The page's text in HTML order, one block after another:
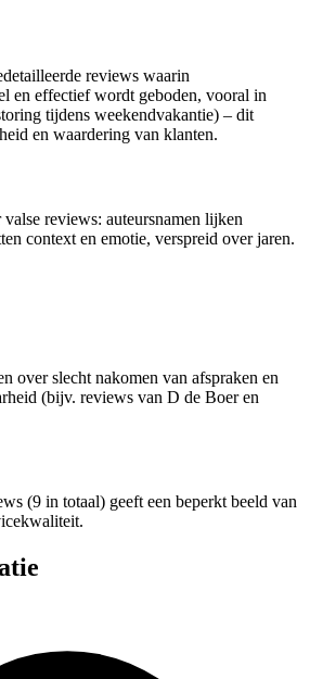
reviews waarin
en effectief wordt geboden, vooral in
tijdens weekendvakantie) – dit
en waardering van klanten.
reviews: auteursnamen lijken
context en emotie, verspreid over jaren.
over slecht nakomen van afspraken en
(bijv. reviews van D de Boer en
(9 in totaal) geeft een beperkt beeld van